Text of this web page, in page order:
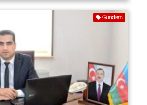
Gündəm